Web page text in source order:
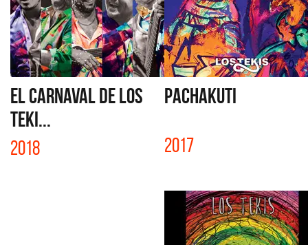
EL CARNAVAL DE LOS
TEKI...
2018
PACHAKUTI
2017